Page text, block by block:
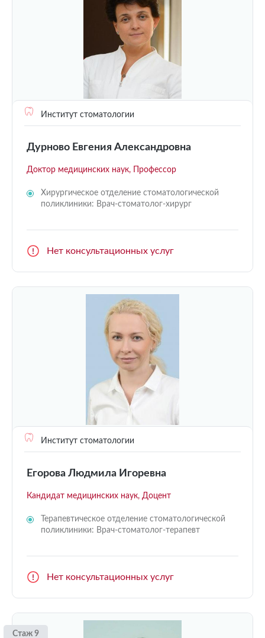
Институт стоматологии
Дурново Евгения Александровна
Доктор медицинских наук, Профессор
Хирургическое отделение стоматологической
поликлиники: Врач-стоматолог-хирург
Нет консультационных услуг
Институт стоматологии
Егорова Людмила Игоревна
Кандидат медицинских наук, Доцент
Терапевтическое отделение стоматологической
поликлиники: Врач-стоматолог-терапевт
Нет консультационных услуг
Стаж 9